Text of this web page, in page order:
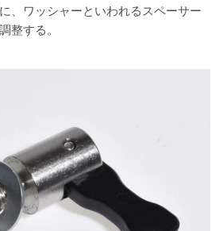
、ワッシャーといわれるスペーサー
整する。